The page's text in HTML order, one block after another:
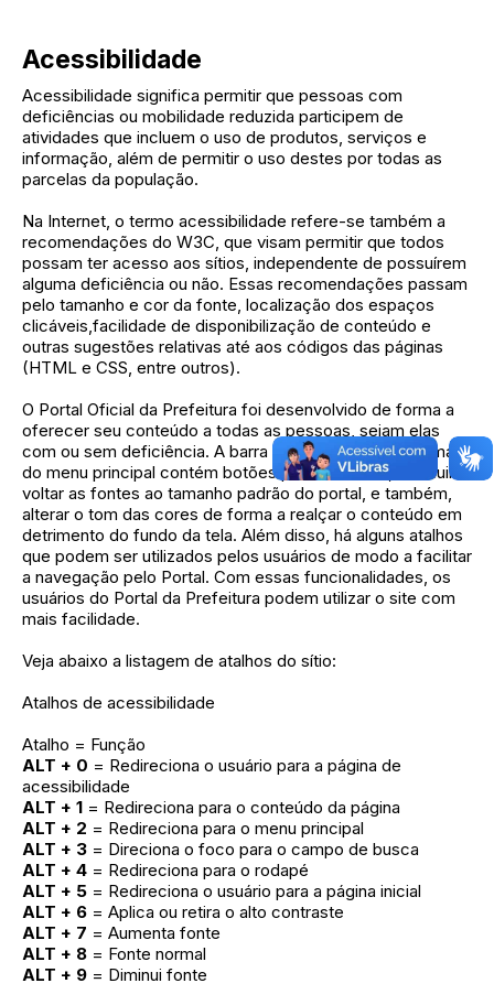
Acessibilidade
Acessibilidade significa permitir que pessoas com
deficiências ou mobilidade reduzida participem de
atividades que incluem o uso de produtos, serviços e
informação, além de permitir o uso destes por todas as
parcelas da população.
Na Internet, o termo acessibilidade refere-se também a
recomendações do W3C, que visam permitir que todos
possam ter acesso aos sítios, independente de possuírem
alguma deficiência ou não. Essas recomendações passam
pelo tamanho e cor da fonte, localização dos espaços
clicáveis,facilidade de disponibilização de conteúdo e
outras sugestões relativas até aos códigos das páginas
(HTML e CSS, entre outros).
O Portal Oficial da Prefeitura foi desenvolvido de forma a
oferecer seu conteúdo a todas as pessoas, sejam elas
com ou sem deficiência. A barra de acessibilidade acima
do menu principal contém botões para aumentar, diminuir e
voltar as fontes ao tamanho padrão do portal, e também,
alterar o tom das cores de forma a realçar o conteúdo em
detrimento do fundo da tela. Além disso, há alguns atalhos
que podem ser utilizados pelos usuários de modo a facilitar
a navegação pelo Portal. Com essas funcionalidades, os
usuários do Portal da Prefeitura podem utilizar o site com
mais facilidade.
Veja abaixo a listagem de atalhos do sítio:
Atalhos de acessibilidade
Atalho = Função
ALT + 0 = Redireciona o usuário para a página de
acessibilidade
ALT + 1 = Redireciona para o conteúdo da página
ALT + 2 = Redireciona para o menu principal
ALT + 3 = Direciona o foco para o campo de busca
ALT + 4 = Redireciona para o rodapé
ALT + 5 = Redireciona o usuário para a página inicial
ALT + 6 = Aplica ou retira o alto contraste
ALT + 7 = Aumenta fonte
ALT + 8 = Fonte normal
ALT + 9 = Diminui fonte